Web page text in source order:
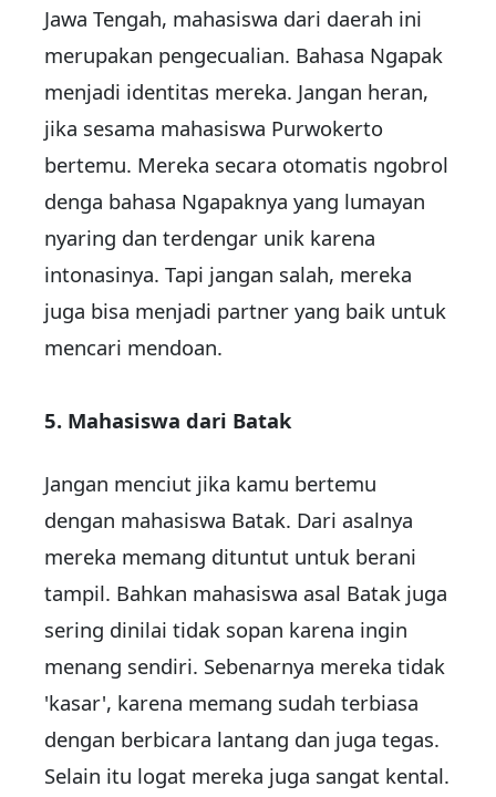
Jawa Tengah, mahasiswa dari daerah ini
merupakan pengecualian. Bahasa Ngapak
menjadi identitas mereka. Jangan heran,
jika sesama mahasiswa Purwokerto
bertemu. Mereka secara otomatis ngobrol
denga bahasa Ngapaknya yang lumayan
nyaring dan terdengar unik karena
intonasinya. Tapi jangan salah, mereka
juga bisa menjadi partner yang baik untuk
mencari mendoan.
5. Mahasiswa dari Batak
Jangan menciut jika kamu bertemu
dengan mahasiswa Batak. Dari asalnya
mereka memang dituntut untuk berani
tampil. Bahkan mahasiswa asal Batak juga
sering dinilai tidak sopan karena ingin
menang sendiri. Sebenarnya mereka tidak
'kasar', karena memang sudah terbiasa
dengan berbicara lantang dan juga tegas.
Selain itu logat mereka juga sangat kental.